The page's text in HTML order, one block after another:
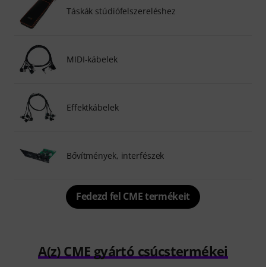
Táskák stúdiófelszereléshez
MIDI-kábelek
Effektkábelek
Bővítmények, interfészek
Fedezd fel CME termékeit
A(z) CME gyártó csúcstermékei